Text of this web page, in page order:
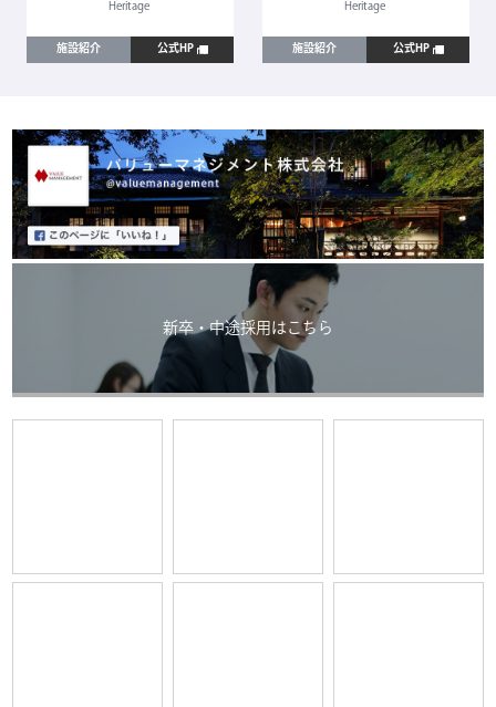
Heritage
施設紹介 公式HP
Heritage
施設紹介 公式HP
新卒・中途採用はこちら